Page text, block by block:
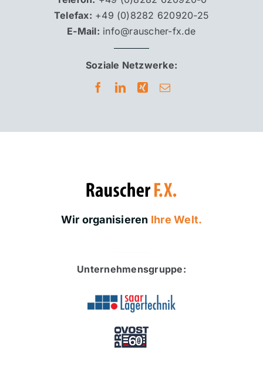
Telefax: +49 (0)8282 620920-25
E-Mail: info@rauscher-fx.de
Soziale Netzwerke:
Wir organisieren Ihre Welt.
Unternehmensgruppe: